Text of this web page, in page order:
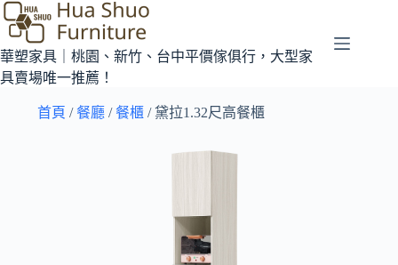
華塑家具｜桃園、新竹、台中平價傢俱行，大型家
具賣場唯一推薦！
首頁 /餐廳/餐櫃/ 黛拉1.32尺高餐櫃